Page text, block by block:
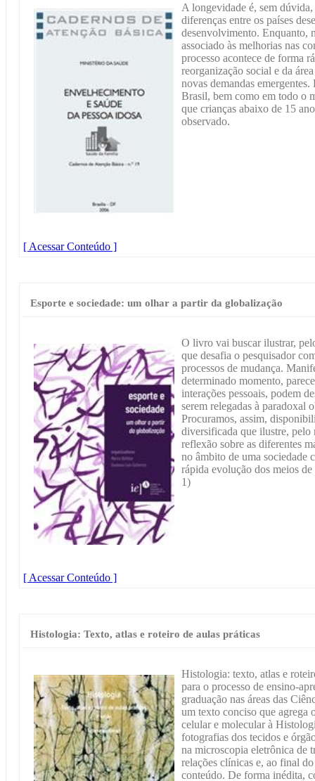
A longevidade é, sem
diferenças entre os países
desenvolvimento. Enquanto,
associado às melhorias nas
processo acontece de forma
reorganização social e da
novas demandas
Brasil, bem como em todo o
que crianças abaixo de 15
observado.
[ Acessar Conteúdo ]
Esporte e sociedade: um olhar a partir da globalização
O livro vai buscar ilustrar,
que desafia o pesquisador
processos de mudança.
determinado momento,
interações pessoais, podem
serem relegadas à paradoxal
Procuramos, assim,
diversificada que ilustre, pelo
reflexão sobre as diferentes
no âmbito de uma sociedade
rápida evolução dos meios
1)
[ Acessar Conteúdo ]
Histologia: Texto, atlas e roteiro de aulas práticas
Histologia: texto, atlas e
para o processo de ensino-
graduação nas áreas das
um texto conciso que agrega
celular e molecular à
fotografias dos tecidos e
na microscopia eletrônica de
relações clínicas e, ao final
conteúdo. De forma inédita,